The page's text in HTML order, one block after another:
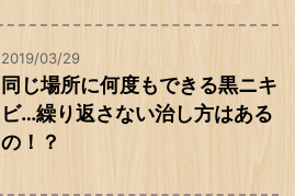
2019/03/29
同じ場所に何度もできる黒ニキ
ビ…繰り返さない治し方はある
の！？